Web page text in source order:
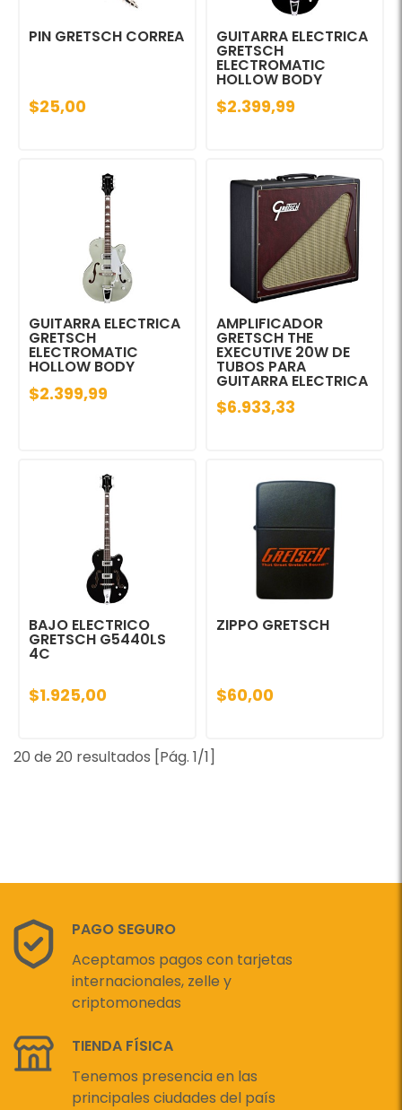
PIN GRETSCH CORREA
$25,00
GUITARRA ELECTRICA
GRETSCH
ELECTROMATIC
HOLLOW BODY
$2.399,99
GUITARRA ELECTRICA
GRETSCH
ELECTROMATIC
HOLLOW BODY
$2.399,99
AMPLIFICADOR
GRETSCH THE
EXECUTIVE 20W DE
TUBOS PARA
GUITARRA ELECTRICA
$6.933,33
BAJO ELECTRICO
GRETSCH G5440LS
4C
$1.925,00
ZIPPO GRETSCH
$60,00
20 de 20 resultados [Pág. 1/1]
PAGO SEGURO
Aceptamos pagos con tarjetas
internacionales, zelle y
criptomonedas
TIENDA FÍSICA
Tenemos presencia en las
principales ciudades del país